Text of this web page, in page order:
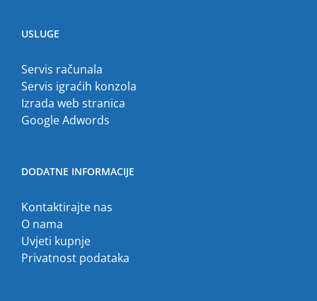
USLUGE
Servis računala
Servis igraćih konzola
Izrada web stranica
Google Adwords
DODATNE INFORMACIJE
Kontaktirajte nas
O nama
Uvjeti kupnje
Privatnost podataka